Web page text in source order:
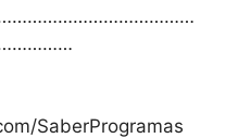
SaberProgramas